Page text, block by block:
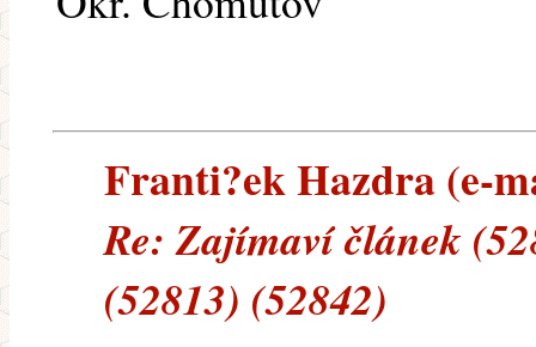
Franti?ek Hazdra (e-
Re: Zajímaví článek
(52813) (52842)